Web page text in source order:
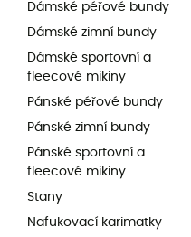
Dámské péřové bundy
Dámské zimní bundy
Dámské sportovní a
fleecové mikiny
Pánské péřové bundy
Pánské zimní bundy
Pánské sportovní a
fleecové mikiny
Stany
Nafukovací karimatky